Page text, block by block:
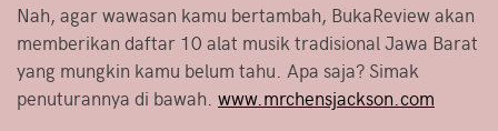
Nah, agar wawasan kamu bertambah, BukaReview akan
memberikan daftar 10 alat musik tradisional Jawa Barat
yang mungkin kamu belum tahu. Apa saja? Simak
penuturannya di bawah. www.mrchensjackson.com